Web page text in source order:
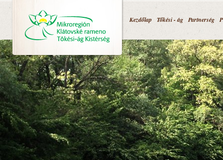
Kezdőlap Tőkési - ág Partnerség